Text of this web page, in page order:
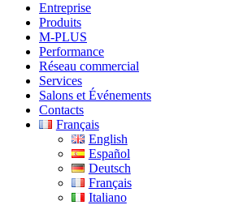
Entreprise
Produits
M-PLUS
Performance
Réseau commercial
Services
Salons et Événements
Contacts
Français
English
Español
Deutsch
Français
Italiano